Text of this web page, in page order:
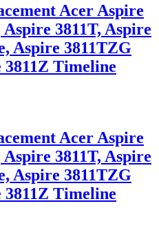
Acer Aspire
3811T, Aspire
Aspire 3811TZG
Timeline
Acer Aspire
3811T, Aspire
Aspire 3811TZG
Timeline